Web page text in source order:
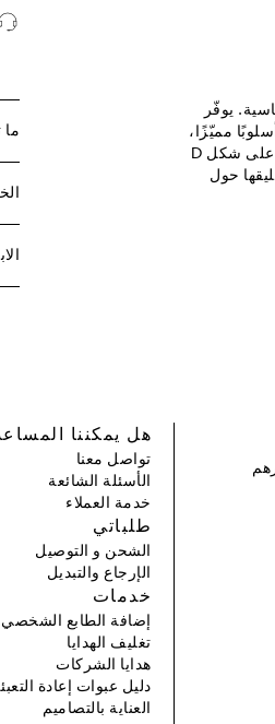
يوفّر
المحبّب بالكامل الذي يحمل زخرفة ناتئة مع شعار مون بلان إكستريم 3.0 أسلوبًا مميّزًا،
بالإضافة إلى القطع المعدنية باللون الأسود. يمكن حملها باليد بفضل الحلقتين الخلفيتين على شكل D
حول
ما
إماراتي لطلبك التالي الذي يزيد عن 1500 درهم
هل يمكننا
تواصل معنا
الأسئلة الشائعة
خدمة العملاء
طلباتي
الشحن و التوصيل
الإرجاع والتبديل
خدمات
إضافة الطابع الشخصي
تغليف الهدايا
هدايا الشركات
دليل عبوات إعادة
العناية بالتصاميم